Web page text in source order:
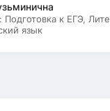
Подготовка к ЕГЭ,
язык